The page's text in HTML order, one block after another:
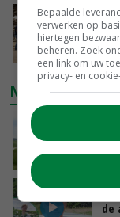
Na
NIEUWSTE
de
Bepaalde
verwerken op
hiertegen
beheren. Zoek
een link om uw
privacy- en